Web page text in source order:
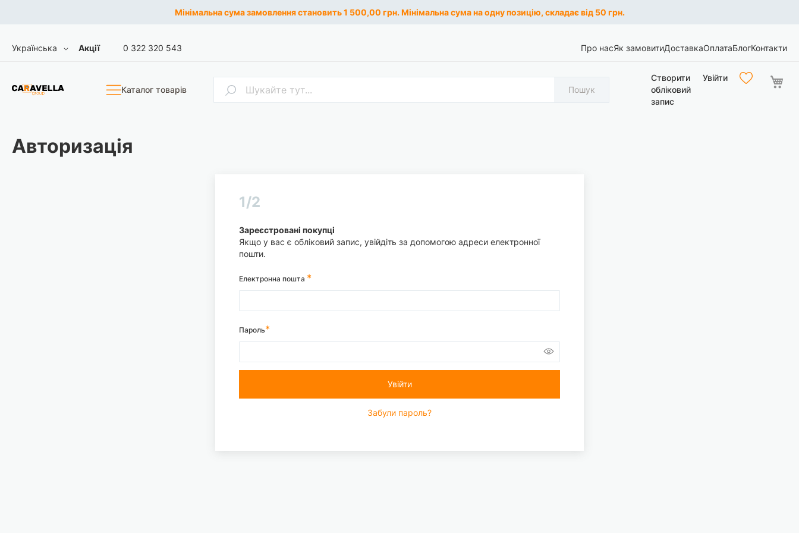
Мінімальна сума замовлення становить 1 500,00 грн. Мінімальна сума на одну позицію, складає від 50 грн.
Skip
Мова
Українська Акції 0 322 320 543 Про насЯк замовитиДоставкаОплатаБлогКонтакти
Каталог товарів Пошук Пошук
Створити
обліковий
запис
Увійти
Авторизація
1/2
Зареєстровані покупці
Якщо у вас є обліковий запис, увійдіть за допомогою адреси електронної
пошти.
Електронна пошта
Пароль
Увійти
Забули пароль?